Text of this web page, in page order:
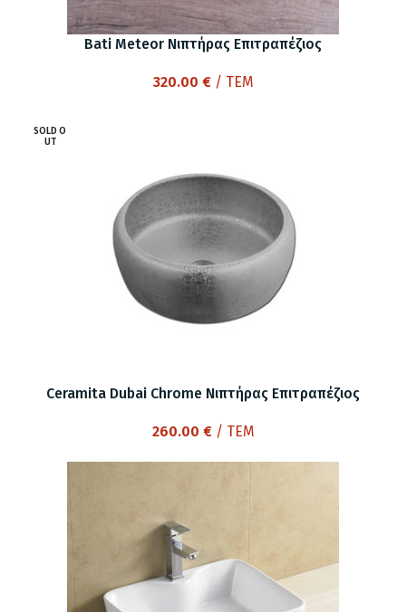
Bati Meteor Νιπτήρας Επιτραπέζιος
320.00 €/ ΤΕΜ
SOLD O
UT
Ceramita Dubai Chrome Νιπτήρας Επιτραπέζιος
260.00 €/ ΤΕΜ